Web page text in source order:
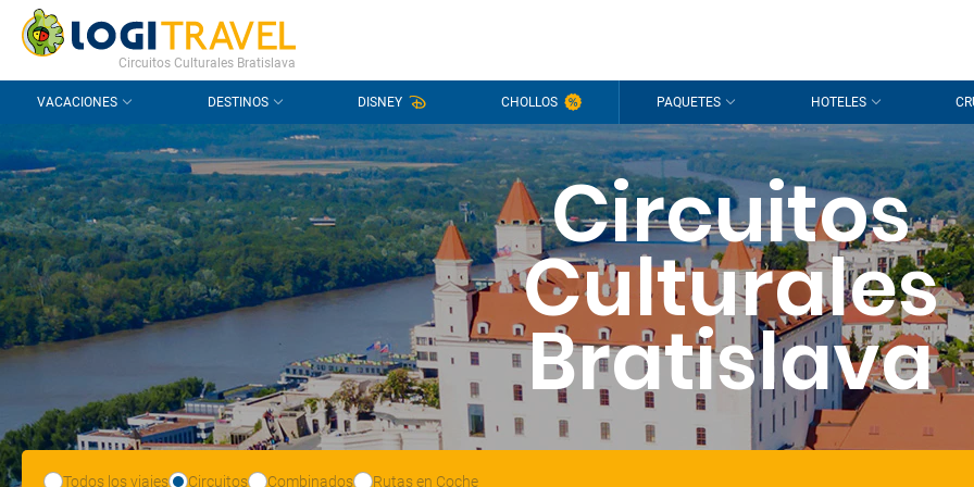
CONTACTO PREGUNTAS FRECUENTES
Circuitos Culturales Bratislava
VACACIONES DESTINOS DISNEY CHOLLOS PAQUETES HOTELES
Circuitos
Culturales
Bratislava
Todos los viajes Circuitos Combinados Rutas en Coche